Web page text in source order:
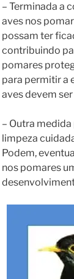
– Terminada a
aves nos
possam ter
contribuindo
pomares
para permitir a
aves devem
– Outra
limpeza
Podem,
nos pomares